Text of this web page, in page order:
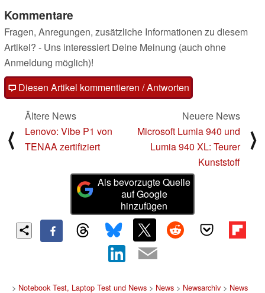
Kommentare
Fragen, Anregungen, zusätzliche Informationen zu diesem
Artikel? - Uns interessiert Deine Meinung (auch ohne
Anmeldung möglich)!
Diesen Artikel kommentieren / Antworten
⟨
Ältere News
Lenovo: Vibe P1 von
TENAA zertifiziert
Neuere News
Microsoft Lumia 940 und
Lumia 940 XL: Teurer
Kunststoff
⟩
Als bevorzugte Quelle
auf Google
hinzufügen
> Notebook Test, Laptop Test und News> News> Newsarchiv> News